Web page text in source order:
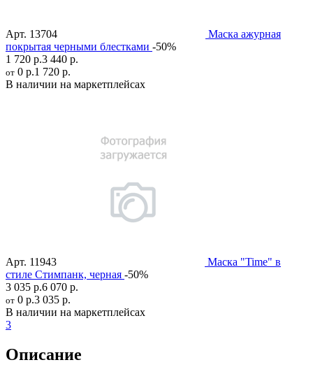
Арт. 13704
Маска ажурная
покрытая черными блестками -50%
1 720 р.3 440 р.
от 0 р.1 720 р.
В наличии на маркетплейсах
Арт. 11943
Маска "Time" в
стиле Стимпанк, черная -50%
3 035 р.6 070 р.
от 0 р.3 035 р.
В наличии на маркетплейсах
3
Описание